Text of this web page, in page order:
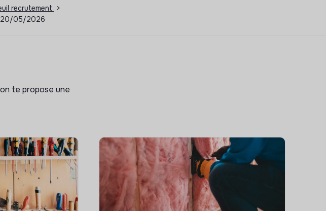
recrutement
>
20/05/2026
te propose une